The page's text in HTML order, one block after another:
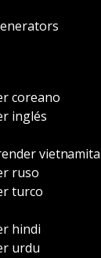
coreano
inglés
vietnamita
ruso
turco
hindi
urdu